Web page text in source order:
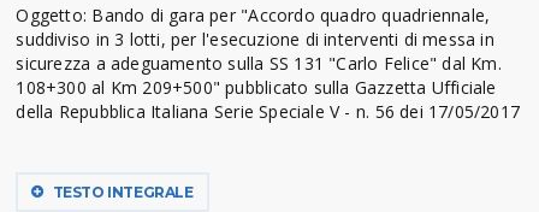
Oggetto: Bando di gara per "Accordo quadro quadriennale,
suddiviso in 3 lotti, per l'esecuzione di interventi di messa in
sicurezza a adeguamento sulla SS 131 "Carlo Felice" dal Km.
108+300 al Km 209+500" pubblicato sulla Gazzetta Ufficiale
della Repubblica Italiana Serie Speciale V - n. 56 dei 17/05/2017
TESTO INTEGRALE